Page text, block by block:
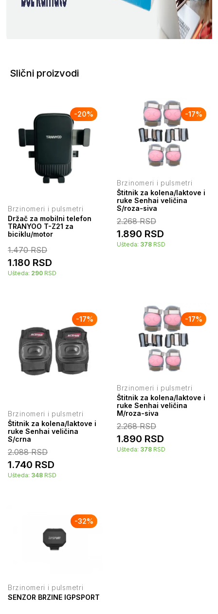
Slični proizvodi
-20%
Brzinomeri i pulsmetri
Držač za mobilni telefon
TRANYOO T-Z21 za
biciklu/motor
1.470RSD
1.180 RSD
Ušteda: 290 RSD
-17%
Brzinomeri i pulsmetri
Štitnik za kolena/laktove i
ruke Senhai veličina
S/roza-siva
2.268 RSD
1.890 RSD
Ušteda: 378 RSD
-17%
Brzinomeri i pulsmetri
Štitnik za kolena/laktove i
ruke Senhai veličina
S/crna
2.088 RSD
1.740 RSD
Ušteda: 348 RSD
-17%
Brzinomeri i pulsmetri
Štitnik za kolena/laktove i
ruke Senhai veličina
M/roza-siva
2.268 RSD
1.890 RSD
Ušteda: 378 RSD
-32%
Brzinomeri i pulsmetri
SENZOR BRZINE IGPSPORT